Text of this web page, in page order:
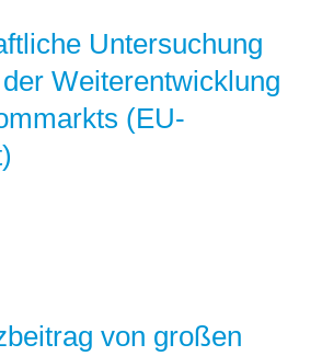
Untersuchung
Weiterentwicklung
(EU-
von großen